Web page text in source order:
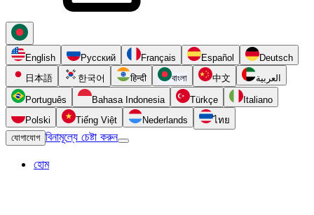
English Русский Français Español
Deutsch
日本語
한국어 हिन्दी বাংলা 中文 العربية
Português Bahasa Indonesia Türkçe
Italiano
Polski
Tiếng Việt Nederlands
ไทย
যোগাযোগ বিনামূল্যে চেষ্টা করুন
হোম